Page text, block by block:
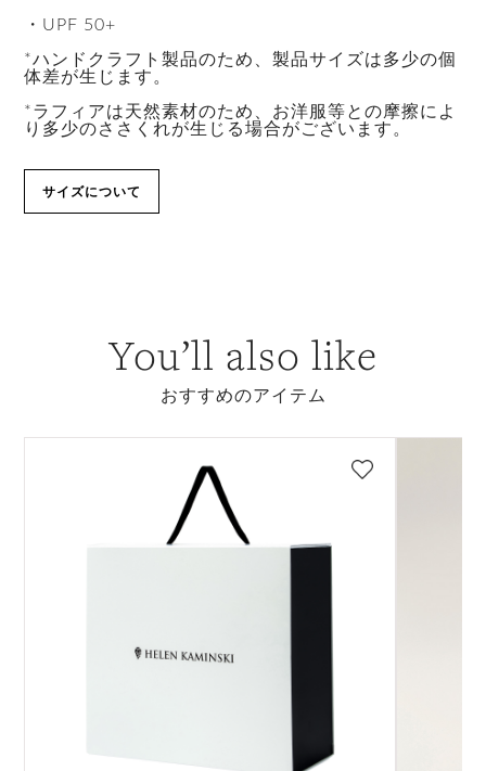
・UPF 50+
*ハンドクラフト製品のため、製品サイズは多少の個
体差が生じます。
*ラフィアは天然素材のため、お洋服等との摩擦によ
り多少のささくれが生じる場合がございます。
サイズについて
You’ll also like
おすすめのアイテム